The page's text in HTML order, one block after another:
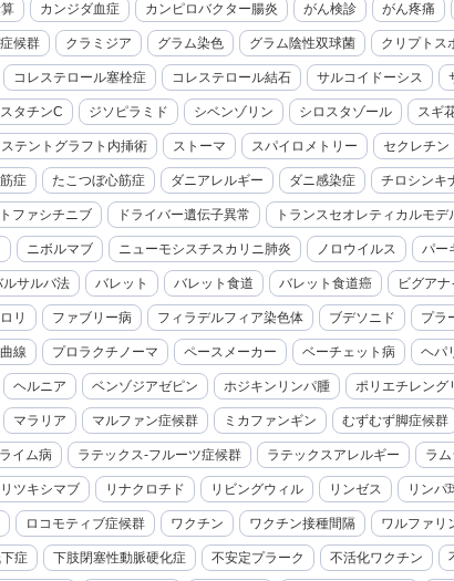
カンジダ血症 カンピロバクター腸炎 がん検診 がん疼痛
候群 クラミジア グラム染色 グラム陰性双球菌 クリプトス
コレステロール塞栓症 コレステロール結石 サルコイドーシス
タチンC ジソピラミド シベンゾリン シロスタゾール スギ
ステントグラフト内挿術 ストーマ スパイロメトリー セクレチン
症 たこつぼ心筋症 ダニアレルギー ダニ感染症 チロシンキ
トファシチニブ ドライバー遺伝子異常 トランスセオレティカルモデ
ニボルマブ ニューモシスチスカリニ肺炎 ノロウイルス パー
ルサルバ法 バレット バレット食道 バレット食道癌 ビグア
リ ファブリー病 フィラデルフィア染色体 ブデソニド プラ
線 プロラクチノーマ ペースメーカー ベーチェット病 ヘパ
ヘルニア ベンゾジアゼピン ホジキンリンパ腫 ポリエチレング
マラリア マルファン症候群 ミカファンギン むずむず脚症候群
ライム病 ラテックス-フルーツ症候群 ラテックスアレルギー ラ
リツキシマブ リナクロチド リビングウィル リンゼス リンパ
ロコモティブ症候群 ワクチン ワクチン接種間隔 ワルファリ
症 下肢閉塞性動脈硬化症 不安定プラーク 不活化ワクチン